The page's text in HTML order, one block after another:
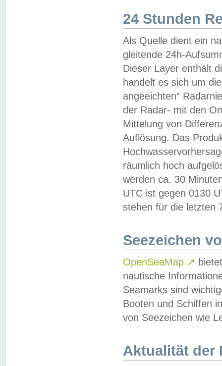
24 Stunden
Als Quelle dient ein
gleitende 24h-
Dieser Layer enthält
handelt es sich um
angeeichten“
der Radar- mit den
Mittelung von
Auflösung. Das
räumlich hoch
werden ca. 30
UTC ist gegen 0130
stehen für die letzten
Seezeichen
OpenSeaMap ↗
nautische
Seamarks sind
Booten und Schiffen
von Seezeichen wie
Aktualität der